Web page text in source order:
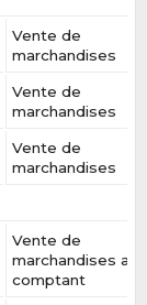
Vente de
marchandises
Vente de
marchandises
Vente de
marchandises
Vente de
marchandises au
comptant